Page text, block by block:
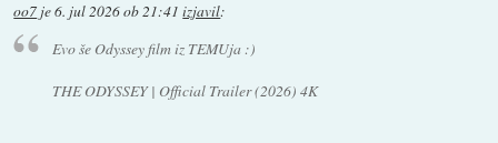
oo7 je6. jul 2026 ob 21:41 izjavil:
Evo še Odyssey film iz TEMUja :)
THE ODYSSEY | Official Trailer (2026) 4K